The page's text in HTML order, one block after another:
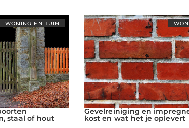
WONING EN TUIN
staal of hout
Gevelreiniging en
kost en wat het je oplevert